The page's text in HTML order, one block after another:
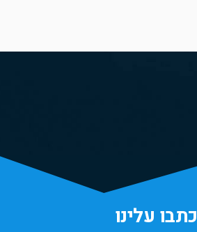
כתבו עלינו